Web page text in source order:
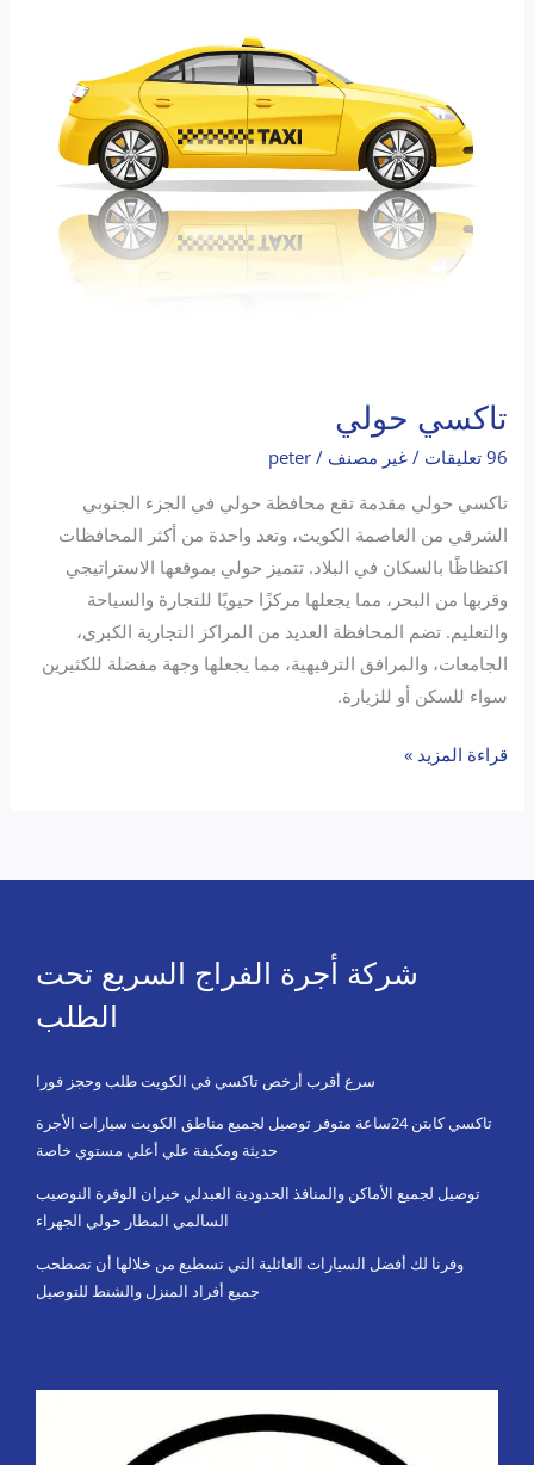
تاكسي حولي
96 تعليقات /غير مصنف /
peter
تاكسي حولي مقدمة تقع محافظة حولي في الجزء الجنوبي
الشرقي من العاصمة الكويت، وتعد واحدة من أكثر المحافظات
اكتظاظًا بالسكان في البلاد. تتميز حولي بموقعها الاستراتيجي
وقربها من البحر، مما يجعلها مركزًا حيويًا للتجارة والسياحة
والتعليم. تضم المحافظة العديد من المراكز التجارية الكبرى،
الجامعات، والمرافق الترفيهية، مما يجعلها وجهة مفضلة للكثيرين
سواء للسكن أو للزيارة.
قراءة المزيد »
شركة أجرة الفراج السريع تحت
الطلب
سرع أقرب أرخص تاكسي في الكويت طلب وحجز فورا
تاكسي كابتن 24ساعة متوفر توصيل لجميع مناطق الكويت سيارات الأجرة
حديثة ومكيفة علي أعلي مستوي خاصة
توصيل لجميع الأماكن والمنافذ الحدودية العبدلي خيران الوفرة النوصيب
السالمي المطار حولي الجهراء
وفرنا لك أفضل السيارات العائلية التي تسطيع من خلالها أن تصطحب
جميع أفراد المنزل والشنط للتوصيل